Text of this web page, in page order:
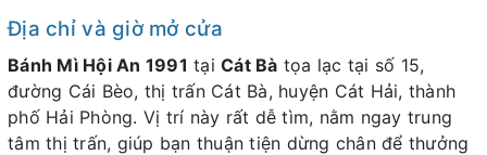
Địa chỉ và giờ mở cửa
Bánh Mì Hội An 1991 tại Cát Bà tọa lạc tại số 15,
đường Cái Bèo, thị trấn Cát Bà, huyện Cát Hải, thành
phố Hải Phòng. Vị trí này rất dễ tìm, nằm ngay trung
tâm thị trấn, giúp bạn thuận tiện dừng chân để thưởng